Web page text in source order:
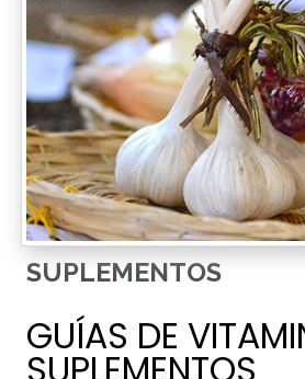
SUPLEMENTOS
GUÍAS DE